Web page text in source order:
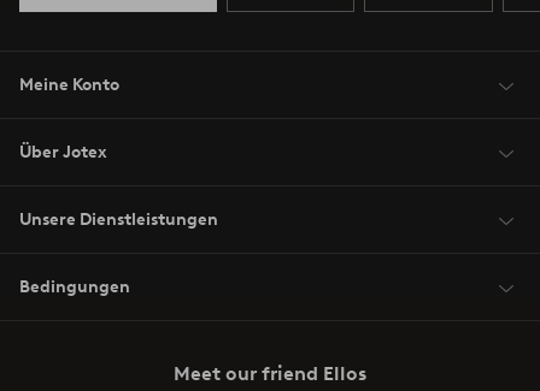
Meine Konto
Über Jotex
Unsere Dienstleistungen
Bedingungen
Meet our friend Ellos